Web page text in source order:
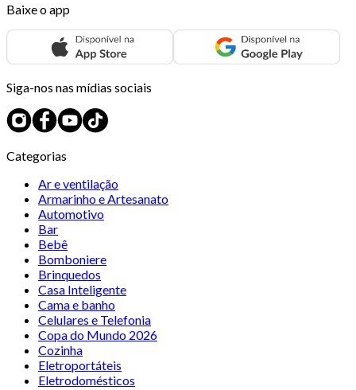
Baixe o app
Siga-nos nas mídias sociais
Categorias
Ar e ventilação
Armarinho e Artesanato
Automotivo
Bar
Bebê
Bomboniere
Brinquedos
Casa Inteligente
Cama e banho
Celulares e Telefonia
Copa do Mundo 2026
Cozinha
Eletroportáteis
Eletrodomésticos